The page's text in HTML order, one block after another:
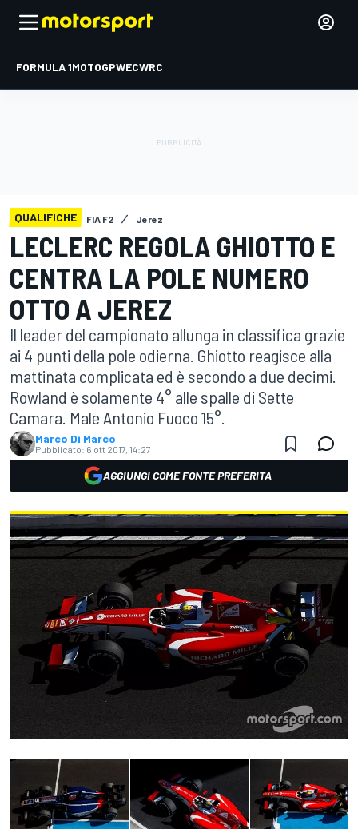
FORMULA 1MOTOGPWECWRC
QUALIFICHE FIA F2 Jerez
LECLERC REGOLA GHIOTTO E
CENTRA LA POLE NUMERO
OTTO A JEREZ
Il leader del campionato allunga in classifica grazie
ai 4 punti della pole odierna. Ghiotto reagisce alla
mattinata complicata ed è secondo a due decimi.
Rowland è solamente 4° alle spalle di Sette
Camara. Male Antonio Fuoco 15°.
Marco Di Marco
Pubblicato: 6 ott 2017, 14:27
AGGIUNGI COME FONTE PREFERITA